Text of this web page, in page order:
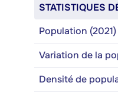
STATISTIQUES
Population (2021)
Variation de la
Densité de